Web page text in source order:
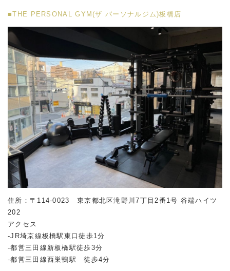
■THE PERSONAL GYM(ザ パーソナルジム)板橋店
住所：〒114-0023 東京都北区滝野川7丁目2番1号 谷端ハイツ
202
アクセス
-JR埼京線板橋駅東口徒歩1分
-都営三田線新板橋駅徒歩3分
-都営三田線西巣鴨駅 徒歩4分